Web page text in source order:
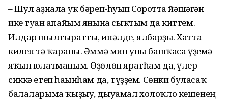
– Шул аҙнала уҡ бәреп-һуғып Сорғотта йәшәгән
ике туған апайым янына сыҡтым да киттем.
Илдар шылтыратты, инәлде, ялбарҙы. Хатта
килеп тә ҡараны. Әммә мин уны башҡаса үҙемә
яҡын юлатманым. Өҙөлөп яратһам да, үлер
сиккә етеп һағынһам да, түҙҙем. Сөнки буласаҡ
балаларыма ҡыҙыу, дыуамал холоҡло кешенең